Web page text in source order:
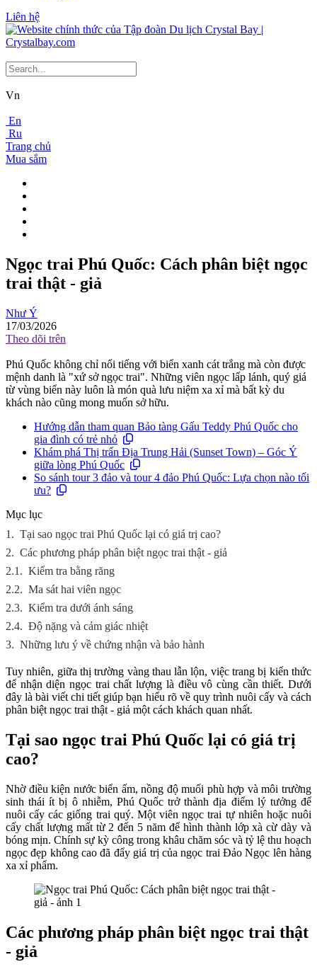
Liên hệ
Vn
En
Ru
Trang chủ
Mua sắm
Ngọc trai Phú Quốc: Cách phân biệt ngọc
trai thật - giả
Như Ý
17/03/2026
Theo dõi trên
Phú Quốc không chỉ nổi tiếng với biển xanh cát trắng mà còn được
mệnh danh là "xứ sở ngọc trai". Những viên ngọc lấp lánh, quý giá
từ vùng biển này luôn là món quà lưu niệm xa xỉ mà bất kỳ du
khách nào cũng mong muốn sở hữu.
Hướng dẫn tham quan Bảo tàng Gấu Teddy Phú Quốc cho
gia đình có trẻ nhỏ
Khám phá Thị trấn Địa Trung Hải (Sunset Town) – Góc Ý
giữa lòng Phú Quốc
So sánh tour 3 đảo và tour 4 đảo Phú Quốc: Lựa chọn nào tối
ưu?
Mục lục
1. Tại sao ngọc trai Phú Quốc lại có giá trị cao?
2. Các phương pháp phân biệt ngọc trai thật - giả
2.1. Kiểm tra bằng răng
2.2. Ma sát hai viên ngọc
2.3. Kiểm tra dưới ánh sáng
2.4. Độ nặng và cảm giác nhiệt
3. Những lưu ý về chứng nhận và bảo hành
Tuy nhiên, giữa thị trường vàng thau lẫn lộn, việc trang bị kiến thức
để nhận diện ngọc trai chất lượng là điều vô cùng cần thiết. Dưới
đây là bài viết chi tiết giúp bạn hiểu rõ về quy trình nuôi cấy và cách
phân biệt ngọc trai thật - giả một cách khách quan nhất.
Tại sao ngọc trai Phú Quốc lại có giá trị
cao?
Nhờ điều kiện nước biển ấm, nồng độ muối phù hợp và môi trường
sinh thái ít bị ô nhiễm, Phú Quốc trở thành địa điểm lý tưởng để
nuôi cấy các giống trai quý. Một viên ngọc trai tự nhiên hoặc nuôi
cấy chất lượng mất từ 2 đến 5 năm để hình thành lớp xà cừ dày và
bóng mịn. Chính sự kỳ công trong khâu chăm sóc và tỷ lệ thu hoạch
ngọc đẹp không cao đã đẩy giá trị của ngọc trai Đảo Ngọc lên hàng
xa xỉ phẩm.
Các phương pháp phân biệt ngọc trai thật
- giả